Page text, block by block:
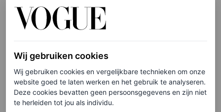
het koude seizoen om net dat beetje extra kleur toe te
voegen aan je wintergarderobe. Je shopt het
ontwerp hieronder.
Desigual
Wij gebruiken cookies
Wij gebruiken cookies en vergelijkbare technieken om onze
website goed te laten werken en het gebruik te analyseren.
Deze cookies bevatten geen persoonsgegevens en zijn niet
te herleiden tot jou als individu.